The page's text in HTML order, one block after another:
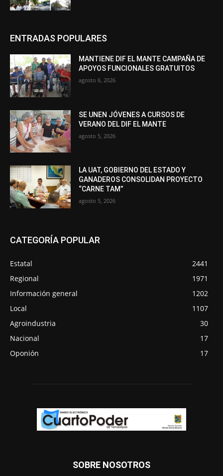
ENTRADAS POPULARES
MANTIENE DIF EL MANTE CAMPAÑA DE
APOYOS FUNCIONALES GRATUITOS
agosto 6, 2026
SE UNEN JÓVENES A CURSOS DE
VERANO DEL DIF EL MANTE
agosto 5, 2026
LA UAT, GOBIERNO DEL ESTADO Y
GANADEROS CONSOLIDAN PROYECTO
“CARNE TAM”
agosto 5, 2026
CATEGORÍA POPULAR
Estatal
2441
Regional
1971
Información general
1202
Local
1107
Agroindustria
30
Nacional
17
Oponión
17
SOBRE NOSOTROS